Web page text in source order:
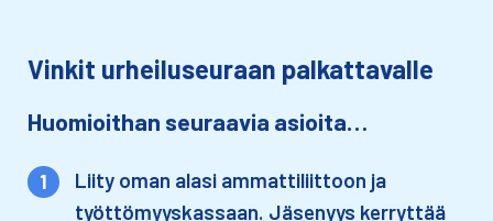
Vinkit urheiluseuraan palkattavalle
Huomioithan seuraavia asioita…
Liity oman alasi ammattiliittoon ja
työttömyyskassaan. Jäsenyys kerryttää